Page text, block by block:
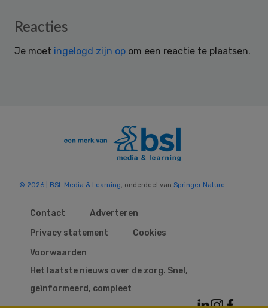
Reader
Reacties
Je moet ingelogd zijn op om een reactie te plaatsen.
© 2026 | BSL Media & Learning, onderdeel van Springer Nature
Contact
Adverteren
Privacy statement
Cookies
Voorwaarden
Het laatste nieuws over de zorg. Snel,
geïnformeerd, compleet